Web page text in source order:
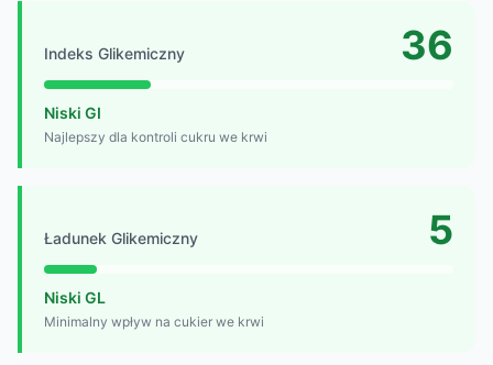
Indeks Glikemiczny 36
Niski GI
Najlepszy dla kontroli cukru we krwi
Ładunek Glikemiczny 5
Niski GL
Minimalny wpływ na cukier we krwi